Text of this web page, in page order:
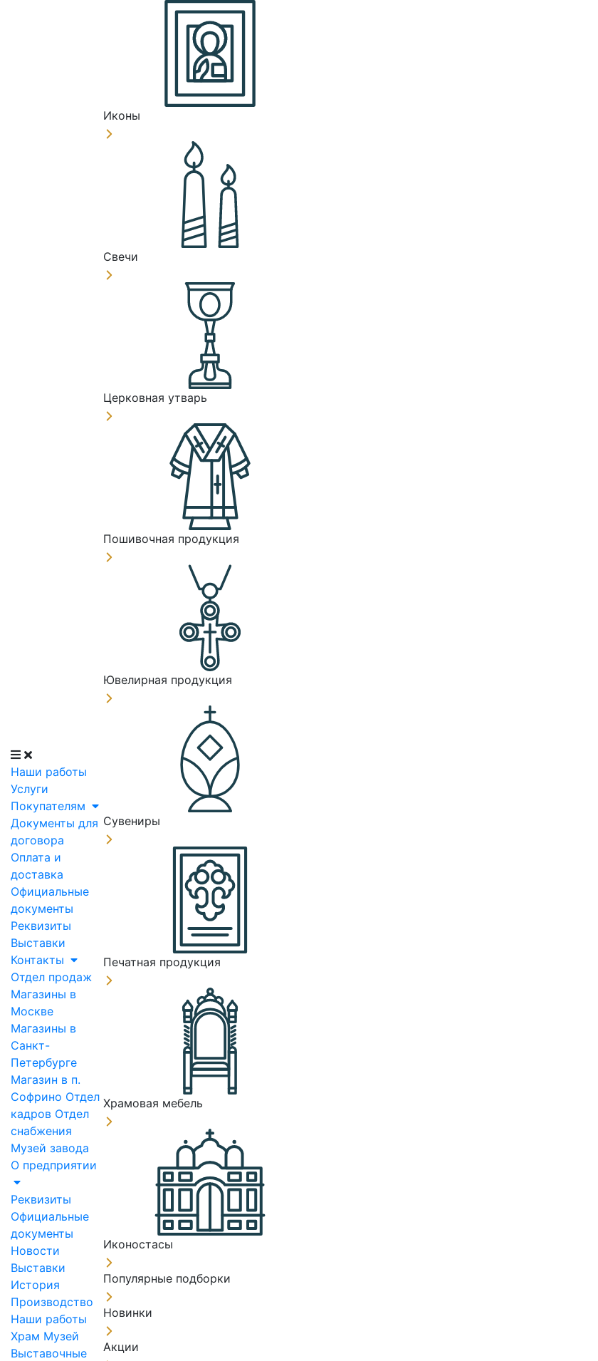
Наши работы
Услуги
Покупателям
Документы для
договора
Оплата и
доставка
Официальные
документы
Реквизиты
Выставки
Контакты
Отдел продаж
Магазины в
Москве
Магазины в
Санкт-
Петербурге
Магазин в п.
Софрино Отдел
кадров Отдел
снабжения
Музей завода
О предприятии
Реквизиты
Официальные
документы
Новости
Выставки
История
Производство
Наши работы
Храм Музей
Выставочные
Иконы
Свечи
Церковная утварь
Пошивочная продукция
Ювелирная продукция
Сувениры
Печатная продукция
Храмовая мебель
Иконостасы
Популярные подборки
Новинки
Акции